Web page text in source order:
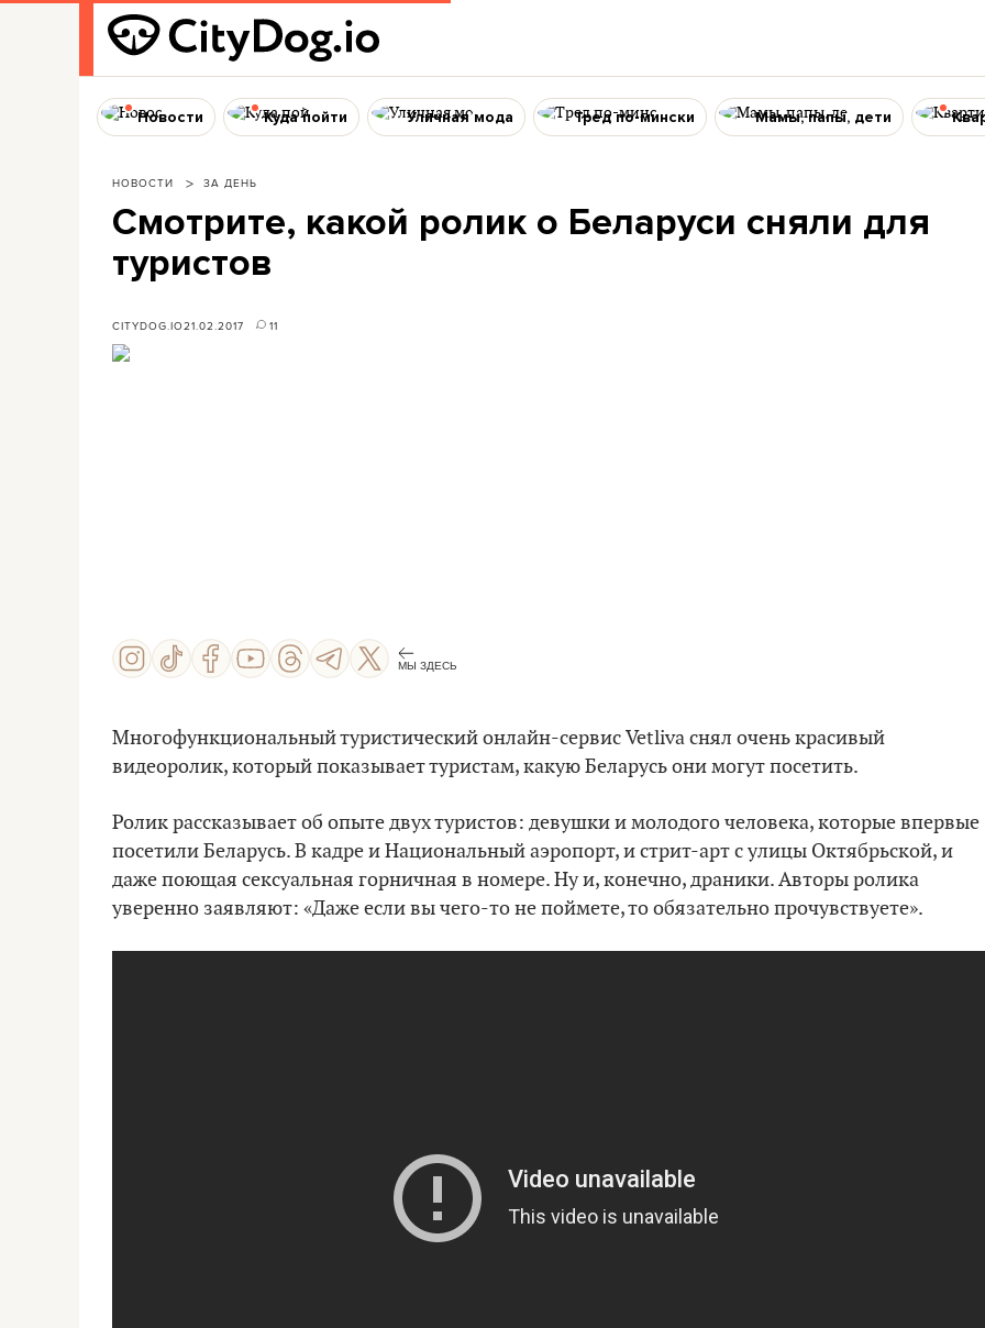
Новости Куда пойти Уличная мода Тред по-мински Мамы, папы, дети
НОВОСТИ ЗА ДЕНЬ
Смотрите, какой ролик о Беларуси сняли для
туристов
CITYDOG.IO21.02.2017 11
МЫ ЗДЕСЬ
Многофункциональный туристический онлайн-сервис Vetliva снял очень красивый
видеоролик, который показывает туристам, какую Беларусь они могут посетить.
Ролик рассказывает об опыте двух туристов: девушки и молодого человека, которые впервые
посетили Беларусь. В кадре и Национальный аэропорт, и стрит-арт с улицы Октябрьской, и
даже поющая сексуальная горничная в номере. Ну и, конечно, драники. Авторы ролика
уверенно заявляют: «Даже если вы чего-то не поймете, то обязательно прочувствуете».